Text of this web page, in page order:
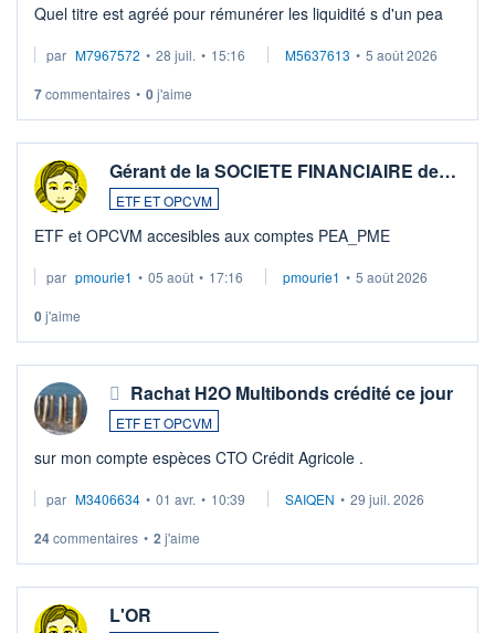
Quel titre est agréé pour rémunérer les liquidité s d'un pea
par M7967572 • 28 juil. • 15:16 M5637613 • 5 août 2026
7commentaires • 0j'aime
Gérant de la SOCIETE FINANCIAIRE de…
ETF ET OPCVM
ETF et OPCVM accesibles aux comptes PEA_PME
par pmourie1 • 05 août • 17:16 pmourie1 • 5 août 2026
0j'aime
Rachat H2O Multibonds crédité ce jour
ETF ET OPCVM
sur mon compte espèces CTO Crédit Agricole .
par M3406634 • 01 avr. • 10:39 SAIQEN • 29 juil. 2026
24commentaires • 2 j'aime
L'OR